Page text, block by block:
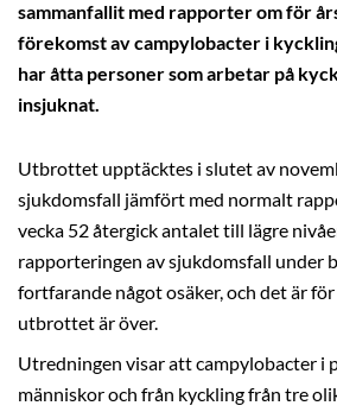
sammanfallit med rapporter om för
förekomst av campylobacter i
har åtta personer som arbetar på
insjuknat.
Utbrottet upptäcktes i slutet av
sjukdomsfall jämfört med normalt
vecka 52 återgick antalet till lägre
rapporteringen av sjukdomsfall under
fortfarande något osäker, och det är
utbrottet är över.
Utredningen visar att campylobacter i
människor och från kyckling från tre